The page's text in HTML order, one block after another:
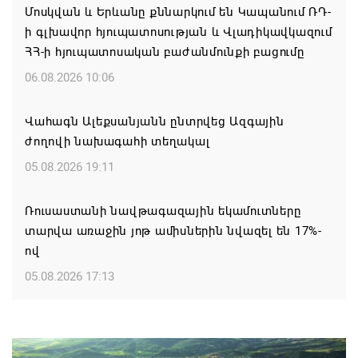
Մոսկվան և Երևանը քննարկում են Կապանում ՌԴ-
ի գլխավոր հյուպատոսության և Վլադիկավկազում
ՀՀ-ի հյուպատոսական բաժանմունքի բացումը
06.08.2026 10:06
Վահագն Ալեքսանյանն ընտրվեց Ազգային
ժողովի նախագահի տեղակալ
05.08.2026 19:11
Ռուսաստանի նավթագազային եկամուտները
տարվա առաջին յոթ ամիսներին նվազել են 17%-
ով
05.08.2026 17:13
Հայաստան» հայեցակարգը